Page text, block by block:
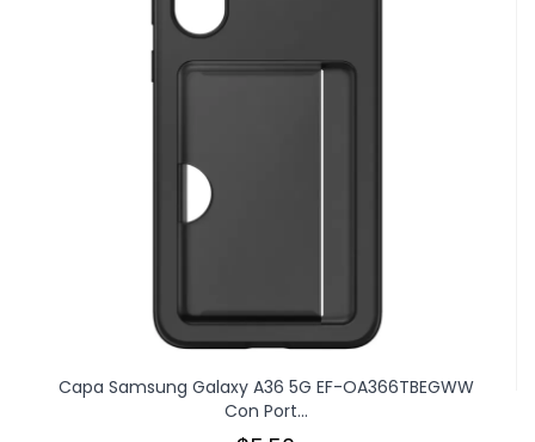
Capa Samsung Galaxy A36 5G EF-OA366TBEGWW
Con Port...